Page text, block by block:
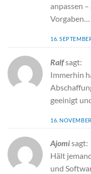
anpassen
Vorgaben…
16.
Ralfsagt:
Immerhin
geeinigt
16.
Ajomisagt:
Hält
und